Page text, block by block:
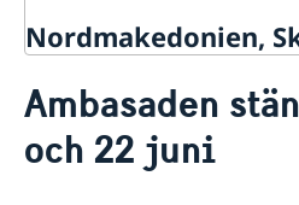
Nordmakedonien,
Ambassadör
Dataskyddspolicy för
Kontakt / Öppettider
Boka tid för intervju
Så stöttar vi svenska
Ambasaden
och 22 juni